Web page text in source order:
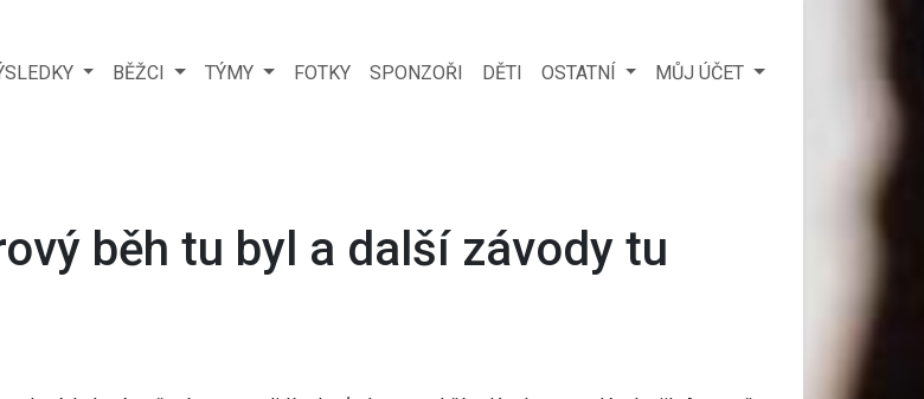
BĚŽCI TÝMY FOTKY SPONZOŘI DĚTI OSTATNÍ MŮJ ÚČET
běh tu byl a další závody tu